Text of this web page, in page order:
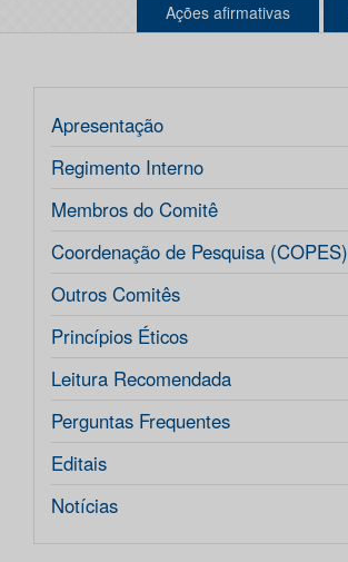
Ações afirmativas
Apresentação
Regimento Interno
Membros do Comitê
Coordenação de Pesquisa (COPES)
Outros Comitês
Princípios Éticos
Leitura Recomendada
Perguntas Frequentes
Editais
Notícias